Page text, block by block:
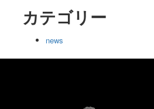
カテゴリー
news